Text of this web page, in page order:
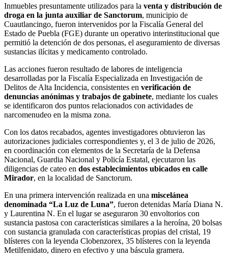
Inmuebles presuntamente utilizados para la venta y distribución de
droga en la junta auxiliar de Sanctorum, municipio de
Cuautlancingo, fueron intervenidos por la Fiscalía General del
Estado de Puebla (FGE) durante un operativo interinstitucional que
permitió la detención de dos personas, el aseguramiento de diversas
sustancias ilícitas y medicamento controlado.
Las acciones fueron resultado de labores de inteligencia
desarrolladas por la Fiscalía Especializada en Investigación de
Delitos de Alta Incidencia, consistentes en verificación de
denuncias anónimas y trabajos de gabinete, mediante los cuales
se identificaron dos puntos relacionados con actividades de
narcomenudeo en la misma zona.
Con los datos recabados, agentes investigadores obtuvieron las
autorizaciones judiciales correspondientes y, el 3 de julio de 2026,
en coordinación con elementos de la Secretaría de la Defensa
Nacional, Guardia Nacional y Policía Estatal, ejecutaron las
diligencias de cateo en dos establecimientos ubicados en calle
Mirador, en la localidad de Sanctorum.
En una primera intervención realizada en una miscelánea
denominada “La Luz de Luna”, fueron detenidas María Diana N.
y Laurentina N. En el lugar se aseguraron 30 envoltorios con
sustancia pastosa con características similares a la heroína, 20 bolsas
con sustancia granulada con características propias del cristal, 19
blísteres con la leyenda Clobenzorex, 35 blísteres con la leyenda
Metilfenidato, dinero en efectivo y una báscula gramera.